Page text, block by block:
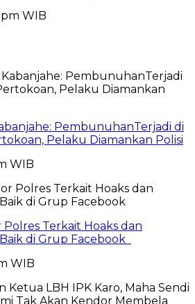
pm WIB
PembunuhanTerjadi di
Pelaku Diamankan Polisi
WIB
Polres Terkait Hoaks dan
di Grup Facebook
WIB